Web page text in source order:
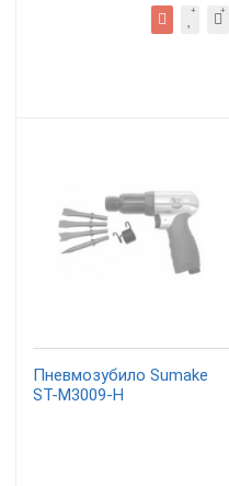
Пневмозубило Sumake
ST-M3009-H